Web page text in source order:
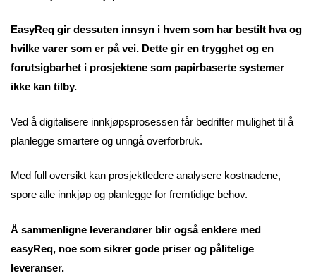
EasyReq gir dessuten innsyn i hvem som har bestilt hva og
hvilke varer som er på vei. Dette gir en trygghet og en
forutsigbarhet i prosjektene som papirbaserte systemer
ikke kan tilby.
Ved å digitalisere innkjøpsprosessen får bedrifter mulighet til å
planlegge smartere og unngå overforbruk.
Med full oversikt kan prosjektledere analysere kostnadene,
spore alle innkjøp og planlegge for fremtidige behov.
Å sammenligne leverandører blir også enklere med
easyReq, noe som sikrer gode priser og pålitelige
leveranser.